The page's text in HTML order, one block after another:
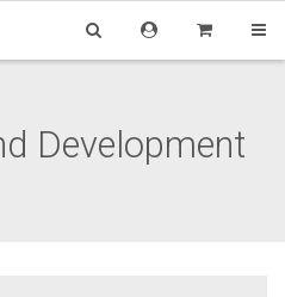
Development